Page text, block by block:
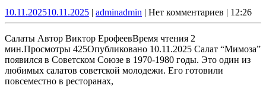
10.11.202510.11.2025 | adminadmin | Нет комментариев | 12:26
Салаты Автор Виктор ЕрофеевВремя чтения 2
мин.Просмотры 425Опубликовано 10.11.2025 Салат “Мимоза”
появился в Советском Союзе в 1970-1980 годы. Это один из
любимых салатов советской молодежи. Его готовили
повсеместно в ресторанах,